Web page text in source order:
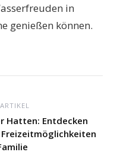
in
genießen können.
Hatten: Entdecken